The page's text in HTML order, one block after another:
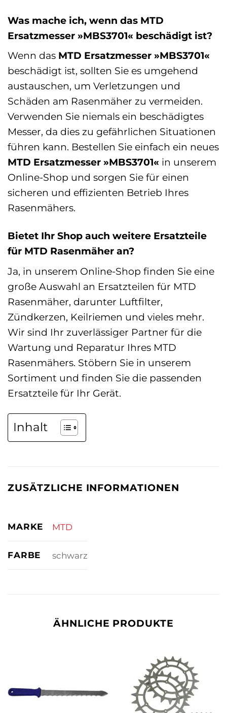
Was mache ich, wenn das MTD
Ersatzmesser »MBS3701« beschädigt ist?
Wenn das MTD Ersatzmesser »MBS3701«
beschädigt ist, sollten Sie es umgehend
austauschen, um Verletzungen und
Schäden am Rasenmäher zu vermeiden.
Verwenden Sie niemals ein beschädigtes
Messer, da dies zu gefährlichen Situationen
führen kann. Bestellen Sie einfach ein neues
MTD Ersatzmesser »MBS3701« in unserem
Online-Shop und sorgen Sie für einen
sicheren und effizienten Betrieb Ihres
Rasenmähers.
Bietet Ihr Shop auch weitere Ersatzteile
für MTD Rasenmäher an?
Ja, in unserem Online-Shop finden Sie eine
große Auswahl an Ersatzteilen für MTD
Rasenmäher, darunter Luftfilter,
Zündkerzen, Keilriemen und vieles mehr.
Wir sind Ihr zuverlässiger Partner für die
Wartung und Reparatur Ihres MTD
Rasenmähers. Stöbern Sie in unserem
Sortiment und finden Sie die passenden
Ersatzteile für Ihr Gerät.
Inhalt
ZUSÄTZLICHE INFORMATIONEN
MARKE MTD
FARBE schwarz
ÄHNLICHE PRODUKTE